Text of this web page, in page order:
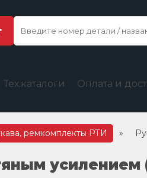
Тех.каталоги Оплата и
ремкомплекты РТИ »
усилением